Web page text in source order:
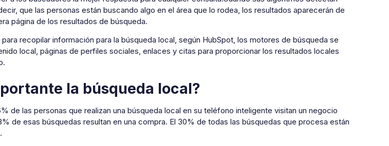
que las personas están buscando algo en el área que lo rodea, los resultados aparecerán de
página de los resultados de búsqueda.
recopilar información para la búsqueda local, según HubSpot, los motores de búsqueda se
local, páginas de perfiles sociales, enlaces y citas para proporcionar los resultados locales
la búsqueda local?
de las personas que realizan una búsqueda local en su teléfono inteligente visitan un negocio
de esas búsquedas resultan en una compra. El 30% de todas las búsquedas que procesa están